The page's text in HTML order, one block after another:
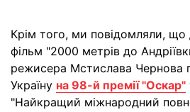
Крім того, ми повідомляли, що
фільм "2000 метрів до
режисера Мстислава Чернова
Україну на 98-й премії "Оскар"
"Найкращий міжнародний